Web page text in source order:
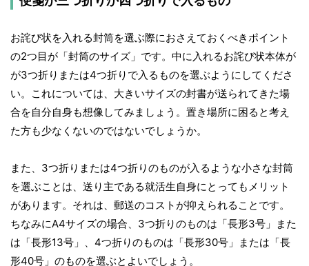
お詫び状を入れる封筒を選ぶ際におさえておくべきポイント
の2つ目が「封筒のサイズ」です。中に入れるお詫び状本体が
が3つ折りまたは4つ折りで入るものを選ぶようにしてくださ
い。これについては、大きいサイズの封書が送られてきた場
合を自分自身も想像してみましょう。置き場所に困ると考え
た方も少なくないのではないでしょうか。
また、3つ折りまたは4つ折りのものが入るような小さな封筒
を選ぶことは、送り主である就活生自身にとってもメリット
があります。それは、郵送のコストが抑えられることです。
ちなみにA4サイズの場合、3つ折りのものは「長形3号」また
は「長形13号」、4つ折りのものは「長形30号」または「長
形40号」のものを選ぶとよいでしょう。